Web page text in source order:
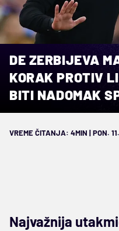
DE ZERBIJEVA
KORAK PROTIV
BITI NADOMAK
VREME ČITANJA: 4MIN | PON.
Najvažnija